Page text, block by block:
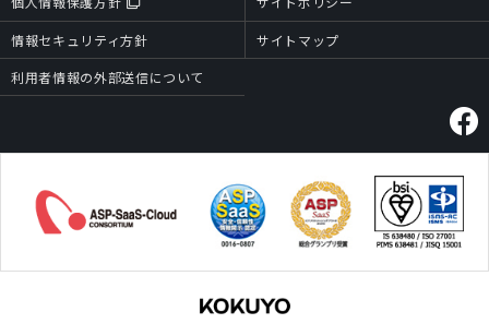
情報セキュリティ方針
サイトマップ
利用者情報の外部送信について